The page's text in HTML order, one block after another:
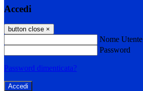
Accedi
button close ×
Nome Utente
Password
Password dimenticata?